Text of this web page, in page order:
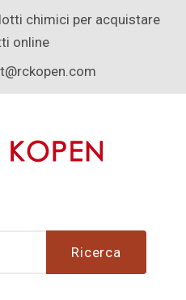
chimici per acquistare
online
Ricerca